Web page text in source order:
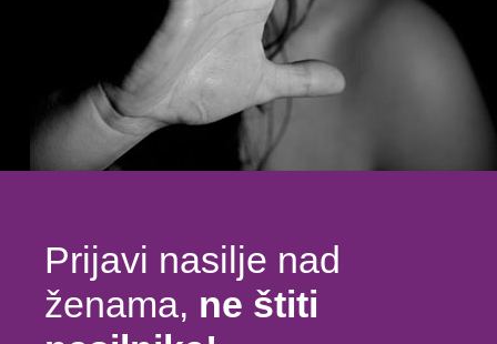
Prijavi nasilje nad
ženama, ne štiti